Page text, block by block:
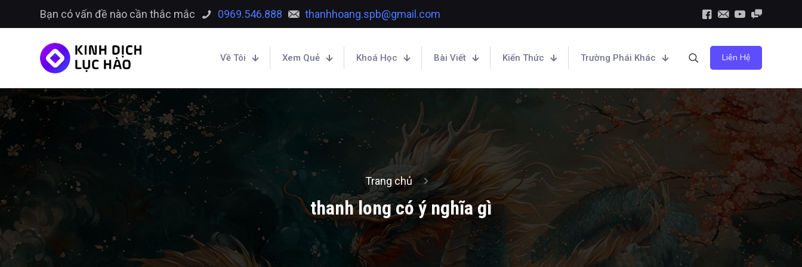
Bạn có vấn đề nào cần thắc mắc 0969.546.888 thanhhoang.spb@gmail.com
Về Tôi Xem Quẻ Khoá Học Bài Viết Kiến Thức Trường Phái Khác Liên Hệ
thanh long có ý nghĩa gì
Trang chủ